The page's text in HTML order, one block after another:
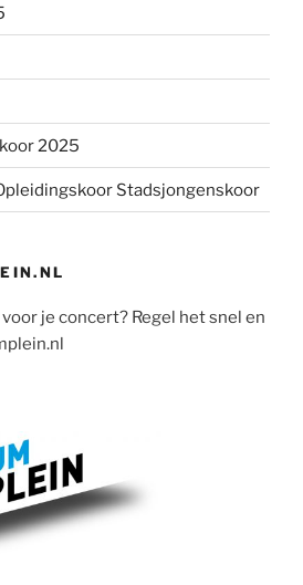
2025
Stadsjongenskoor
je concert? Regel het snel en